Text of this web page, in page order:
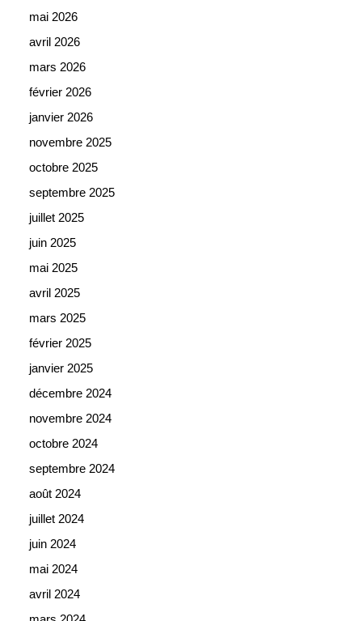
mai 2026
avril 2026
mars 2026
février 2026
janvier 2026
novembre 2025
octobre 2025
septembre 2025
juillet 2025
juin 2025
mai 2025
avril 2025
mars 2025
février 2025
janvier 2025
décembre 2024
novembre 2024
octobre 2024
septembre 2024
août 2024
juillet 2024
juin 2024
mai 2024
avril 2024